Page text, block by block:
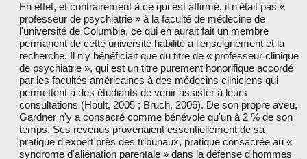
En effet, et contrairement à ce qui est affirmé, il n'était pas «
professeur de psychiatrie » à la faculté de médecine de
l'université de Columbia, ce qui en aurait fait un membre
permanent de cette université habilité à l'enseignement et la
recherche. Il n'y bénéficiait que du titre de « professeur clinique
de psychiatrie », qui est un titre purement honorifique accordé
par les facultés américaines à des médecins cliniciens qui
permettent à des étudiants de venir assister à leurs
consultations (Hoult, 2005 ; Bruch, 2006). De son propre aveu,
Gardner n'y a consacré comme bénévole qu'un à 2 % de son
temps. Ses revenus provenaient essentiellement de sa
pratique d'expert près des tribunaux, pratique consacrée au «
syndrome d'aliénation parentale » dans la défense d'hommes